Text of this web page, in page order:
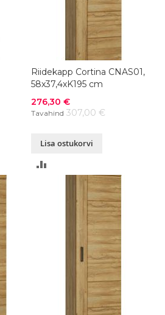
Riidekapp Cortina CNAS01,
58x37,4xK195 cm
Soodushind
276,30 €
Tavahind 307,00 €
Lisa ostukorvi
VÕRDLUSESSE